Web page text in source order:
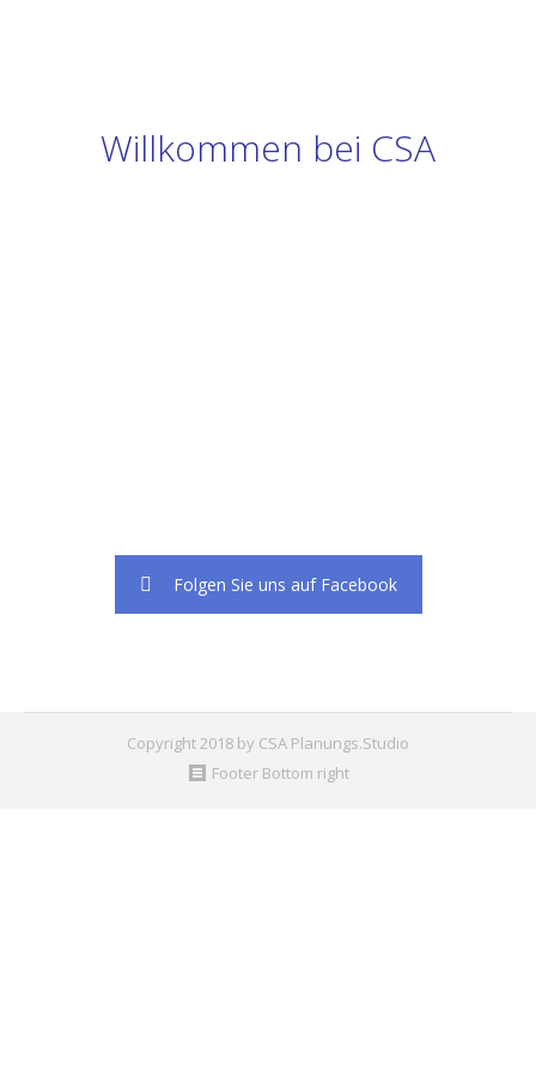
Willkommen bei CSA
Folgen Sie uns auf Facebook
Copyright 2018 by CSA Planungs.Studio
Footer Bottom right